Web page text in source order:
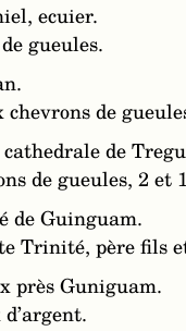
ecuier.
gueules.
chevrons de
de
de gueules, 2 et
de Guinguam.
Trinité, père fils
près Guniguam.